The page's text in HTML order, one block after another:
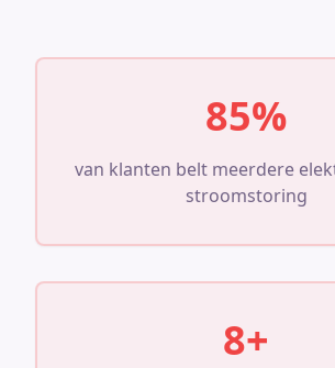
85%
van klanten belt meerdere
stroomstoring
8+